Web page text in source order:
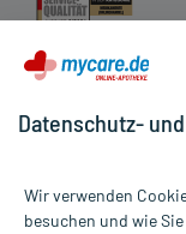
Datenschutz-
Wir verwenden
besuchen und wie